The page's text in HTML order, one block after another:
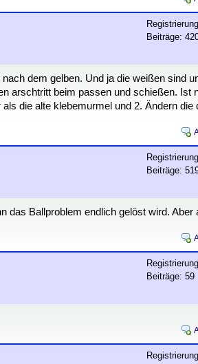
Beiträge:
dem gelben. Und ja die weißen sind
arschtritt beim passen und schießen. Ist
die alte klebemurmel und 2. Ändern die
Beiträge:
das Ballproblem endlich gelöst wird. Aber
Beiträge: 59